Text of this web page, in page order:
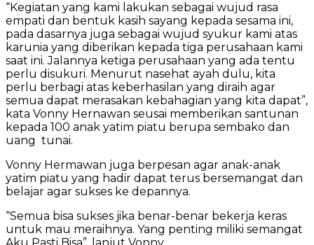
“Kegiatan yang kami lakukan sebagai wujud rasa
empati dan bentuk kasih sayang kepada sesama ini,
pada dasarnya juga sebagai wujud syukur kami atas
karunia yang diberikan kepada tiga perusahaan kami
saat ini. Jalannya ketiga perusahaan yang ada tentu
perlu disukuri. Menurut nasehat ayah dulu, kita
perlu berbagi atas keberhasilan yang diraih agar
semua dapat merasakan kebahagian yang kita dapat”,
kata Vonny Hernawan seusai memberikan santunan
kepada 100 anak yatim piatu berupa sembako dan
uang tunai.
Vonny Hermawan juga berpesan agar anak-anak
yatim piatu yang hadir dapat terus bersemangat dan
belajar agar sukses ke depannya.
“Semua bisa sukses jika benar-benar bekerja keras
untuk mau meraihnya. Yang penting miliki semangat